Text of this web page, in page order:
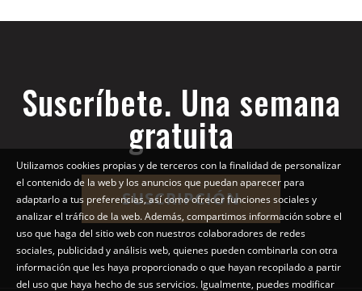
Suscríbete. Una semana
gratuita
SUSCRIPCIÓN
Utilizamos cookies propias y de terceros con la finalidad de personalizar
el contenido de la web y los anuncios que puedan aparecer para
adaptarlo a tus preferencias, así como ofrecer funciones sociales y
analizar el tráfico de la web. Además, compartimos información sobre el
uso que haga del sitio web con nuestros colaboradores de redes
sociales, publicidad y análisis web, quienes pueden combinarla con otra
información que les haya proporcionado o que hayan recopilado a partir
del uso que haya hecho de sus servicios. Igualmente, puedes modificar